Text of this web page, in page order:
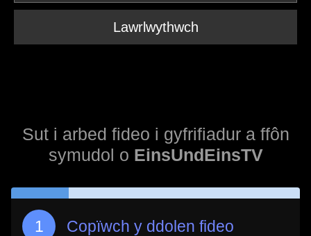
Lawrlwythwch
Sut i arbed fideo i gyfrifiadur a ffôn
symudol o EinsUndEinsTV
Copïwch y ddolen fideo